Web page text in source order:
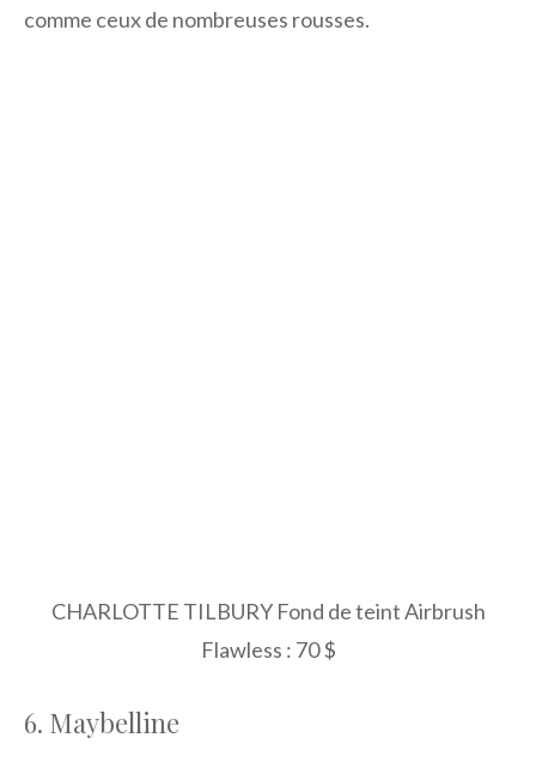
comme ceux de nombreuses rousses.
CHARLOTTE TILBURY Fond de teint Airbrush
Flawless : 70 $
6. Maybelline